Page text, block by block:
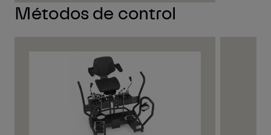
Métodos de control